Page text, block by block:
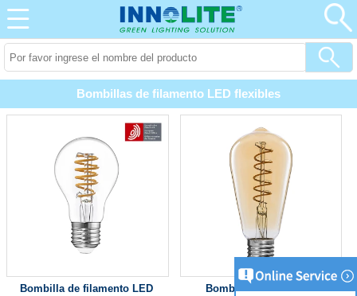
Bombillas de filamento LED flexibles
Bombilla de filamento LED
Bombillas clásicas de